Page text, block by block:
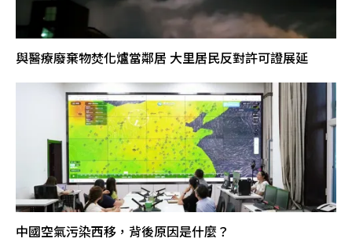
與醫療廢棄物焚化爐當鄰居 大里居民反對許可證展延
中國空氣污染西移，背後原因是什麼？